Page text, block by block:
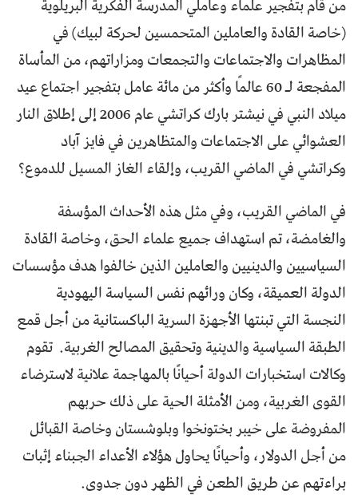
من قام بتفجير علماء وعاملي المدرسة الفكرية البريلوية
(خاصة القادة والعاملين المتحمسين لحركة لبيك) في
المظاهرات والاجتماعات والتجمعات ومزاراتهم، من المأساة
المفجعة لـ 60 عالمًا وأكثر من مائة عامل بتفجير اجتماع عيد
ميلاد النبي في نيشتر بارك كراتشي عام 2006 إلى إطلاق النار
العشوائي على الاجتماعات والمتظاهرين في فايز آباد
وكراتشي في الماضي القريب، وإلقاء الغاز المسيل للدموع؟
في الماضي القريب، وفي مثل هذه الأحداث المؤسفة
والغامضة، تم استهداف جميع علماء الحق، وخاصة القادة
السياسيين والدينيين والعاملين الذين خالفوا هدف مؤسسات
الدولة العميقة، وكان ورائهم نفس السياسة اليهودية
النجسة التي تبنتها الأجهزة السرية الباكستانية من أجل قمع
الطبقة السياسية والدينية وتحقيق المصالح الغربية. تقوم
وكالات استخبارات الدولة أحيانًا بالمهاجمة علانية لاسترضاء
القوى الغربية، ومن الأمثلة الحية على ذلك حربهم
المفروضة على خيبر بختونخوا وبلوشستان وخاصة القبائل
من أجل الدولار، وأحيانًا يحاول هؤلاء الأعداء الجبناء إثبات
براءتهم عن طريق الطعن في الظهر دون جدوى.